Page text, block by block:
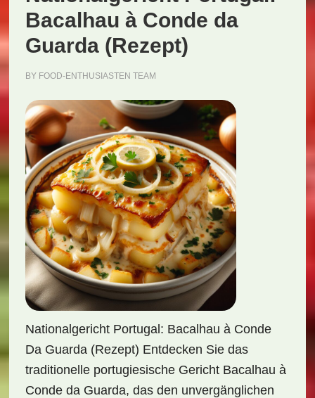
Bacalhau à Conde da
Guarda (Rezept)
BY FOOD-ENTHUSIASTEN TEAM
Nationalgericht Portugal: Bacalhau à Conde
Da Guarda (Rezept) Entdecken Sie das
traditionelle portugiesische Gericht Bacalhau à
Conde da Guarda, das den unvergänglichen